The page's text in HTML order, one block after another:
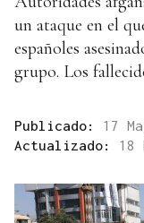
un ataque en el
españoles
grupo. Los
Publicado: 17
Actualizado: 18